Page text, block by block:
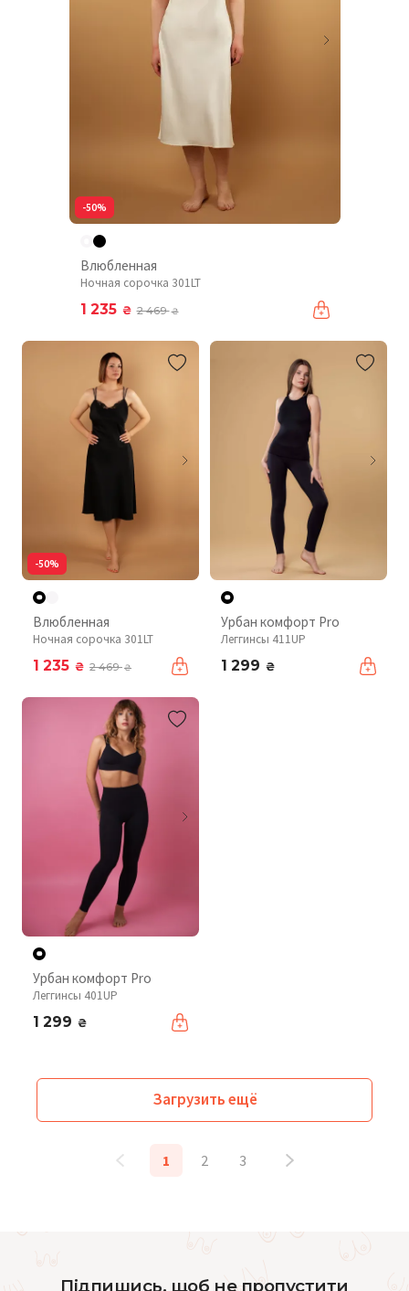
-50%
Влюбленная
Ночная сорочка 301LT
1 235 ₴ 2 469₴
-50%
Влюбленная
Ночная сорочка 301LT
1 235 ₴ 2 469₴
Урбан комфорт Pro
Леггинсы 411UP
1 299 ₴
Урбан комфорт Pro
Леггинсы 401UP
1 299 ₴
Загрузить ещё
1 2 3
Підпишись, щоб не пропустити